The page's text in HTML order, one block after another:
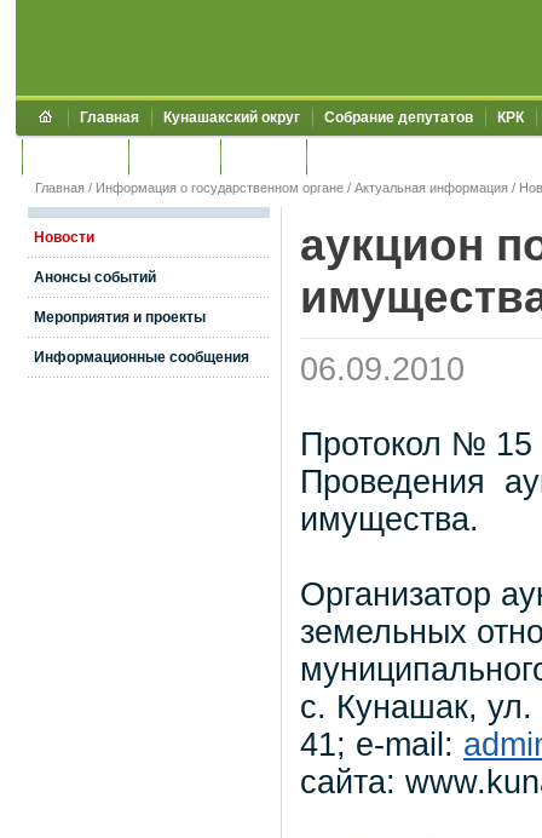
Главная Кунашакский округ Собрание депутатов КРК
Главная / Информация о государственном органе / Актуальная информация /
Новости
Анонсы событий
Мероприятия и проекты
Информационные сообщения
аукцион
06.09.2010
Протокол №
Проведения
имущества.
Организатор
земельных
с. Кунашак,
41; e-mail:
сайта: